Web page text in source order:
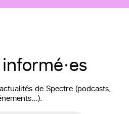
de Spectre (podcasts,